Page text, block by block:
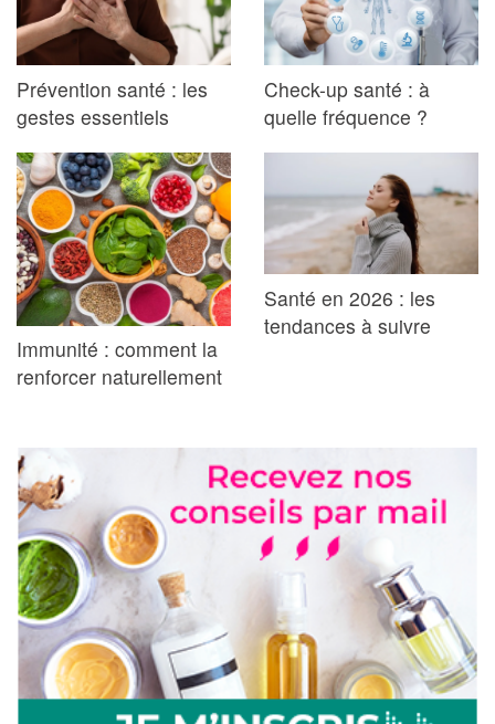
Prévention santé : les
gestes essentiels
Check-up santé : à
quelle fréquence ?
Immunité : comment la
renforcer naturellement
Santé en 2026 : les
tendances à suivre